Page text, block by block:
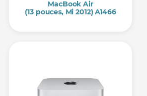
MacBook Air
(13 pouces, Mi 2012) A1466